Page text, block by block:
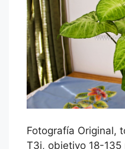
Fotografía Original,
T3i, objetivo 18-135